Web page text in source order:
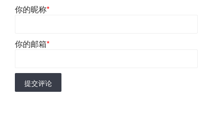
你的昵称*
你的邮箱*
提交评论